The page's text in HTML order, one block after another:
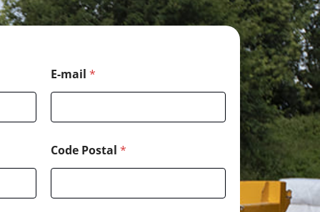
E-mail *
Code Postal *